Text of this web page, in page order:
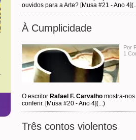
ouvidos para a Arte? [Musa #21 - Ano
À Cumplicidade
Por
1
O escritor Rafael F. Carvalho mostra-
conferir. [Musa #20 - Ano 4](...)
Três contos violentos